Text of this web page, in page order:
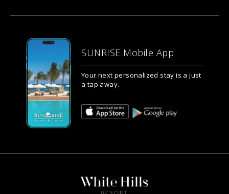
SUNRISE Mobile App
Your next personalized stay is a just
a tap away.